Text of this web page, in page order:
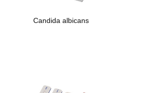
Candida albicans